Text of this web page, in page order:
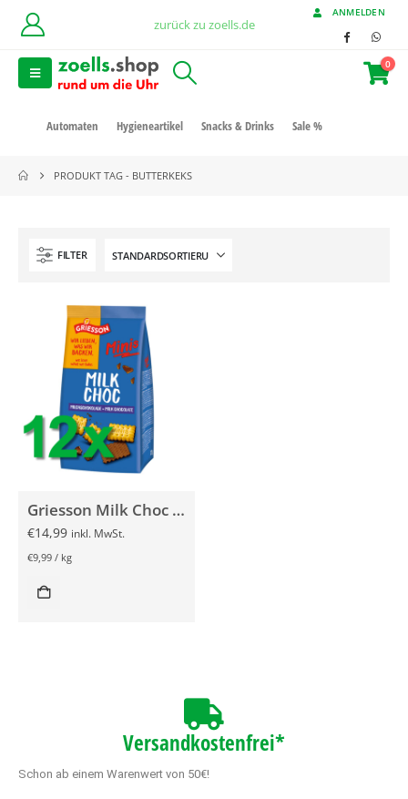
zurück zu zoells.de
ANMELDEN
0
Automaten Hygieneartikel Snacks & Drinks Sale %
PRODUKT TAG - BUTTERKEKS
FILTER
Griesson Milk Choc Schoko-Keks Minis 12x 125g
€14,99 inkl. MwSt.
€9,99 / kg
Versandkostenfrei*
Schon ab einem Warenwert von 50€!